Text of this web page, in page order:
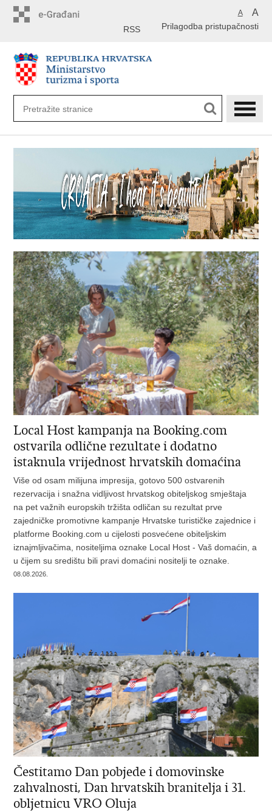
A A
Prilagodba pristupačnosti
RSS
Local Host kampanja na Booking.com
ostvarila odlične rezultate i dodatno
istaknula vrijednost hrvatskih domaćina
Više od osam milijuna impresija, gotovo 500 ostvarenih
rezervacija i snažna vidljivost hrvatskog obiteljskog smještaja
na pet važnih europskih tržišta odličan su rezultat prve
zajedničke promotivne kampanje Hrvatske turističke zajednice i
platforme Booking.com u cijelosti posvećene obiteljskim
iznajmljivačima, nositeljima oznake Local Host - Vaš domaćin, a
u čijem su središtu bili pravi domaćini nositelji te oznake.
08.08.2026.
Čestitamo Dan pobjede i domovinske
zahvalnosti, Dan hrvatskih branitelja i 31.
obljetnicu VRO Oluja